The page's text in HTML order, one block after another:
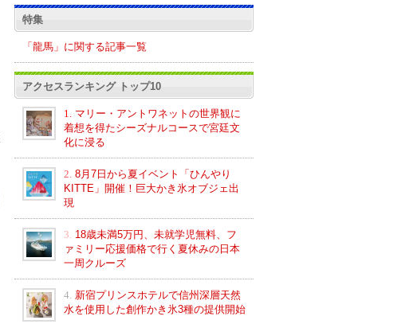
特集
「龍馬」に関する記事一覧
アクセスランキング トップ10
1.
マリー・アントワネットの世界観に
着想を得たシーズナルコースで宮廷文
化に浸る
2. 8月7日から夏イベント「ひんやり
KITTE」開催！巨大かき氷オブジェ出
現
3. 18歳未満5万円、未就学児無料、フ
ァミリー応援価格で行く夏休みの日本
一周クルーズ
4. 新宿プリンスホテルで信州深層天然
水を使用した創作かき氷3種の提供開始